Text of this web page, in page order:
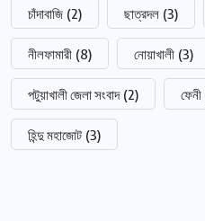
চাঁদাবাজি (2) ছাত্রদল (3)
নীলফামারী (8) নোয়াখালী (3)
পটুয়াখালী জেলা সংবাদ (2) ফেনী
হিন্দু মহাজোট (3)